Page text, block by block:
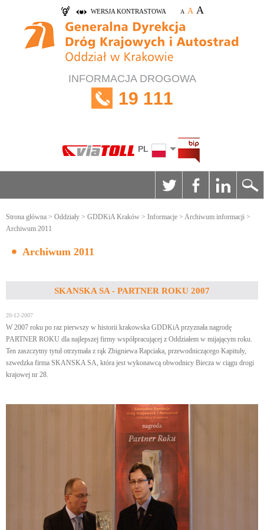
WERSJA KONTRASTOWA A A A
INFORMACJA DROGOWA
19 111
PL
Strona główna > Oddziały > GDDKiA Kraków > Informacje > Archiwum informacji >
Archiwum 2011
Archiwum 2011
SKANSKA SA - PARTNER ROKU 2007
20-12-2007
W 2007 roku po raz pierwszy w historii krakowska GDDKiA przyznała nagrodę
PARTNER ROKU dla najlepszej firmy współpracującej z Oddziałem w mijającym roku.
Ten zaszczytny tytuł otrzymała z rąk Zbigniewa Rapciaka, przewodniczącego Kapituły,
szwedzka firma SKANSKA SA, która jest wykonawcą obwodnicy Biecza w ciągu drogi
krajowej nr 28.